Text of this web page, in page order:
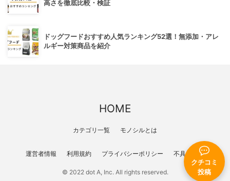
クチコミ
投稿
高さを徹底比較・検証
ドッグフードおすすめ人気ランキング52選！無添加・アレ
ルギー対策商品を紹介
HOME
カテゴリ一覧 モノシルとは
運営者情報 利用規約 プライバシーポリシー 不具合報告
© 2022 dot A, Inc. All rights reserved.